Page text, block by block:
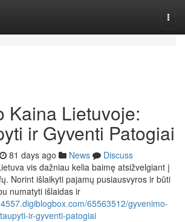
Kaina Lietuvoje:
ir Gyventi Patogiai
81 days ago News
Discuss
vis dažniau kelia baimę atsižvelgiant į
Norint išlaikyti pajamų pusiausvyros ir būti
numatyti išlaidas ir
65563512/gyvenimo-
ir-gyventi-patogiai